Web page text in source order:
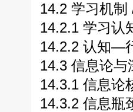
14.2 学习机制
14.2.1 学习认
14.2.2 认知—
14.3 信息论与
14.3.1 信息论
14.3.2 信息瓶